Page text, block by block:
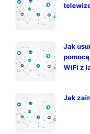
Jak
WiFi z
Jak